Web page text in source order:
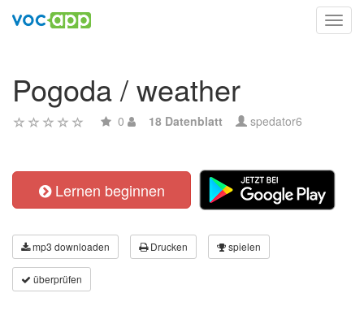
Pogoda / weather
0 18 Datenblatt spedator6
Lernen beginnen
mp3 downloaden Drucken spielen
überprüfen